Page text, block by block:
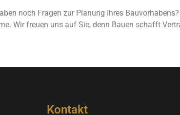
noch Fragen zur Planung Ihres
Wir freuen uns auf Sie, denn Bauen schafft
Kontakt